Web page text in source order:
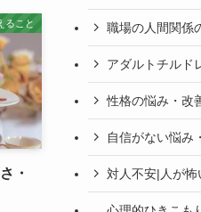
ること
・
職場の人間関係
アダルトチルド
性格の悩み・改
自信がない悩み
対人不安|人が怖